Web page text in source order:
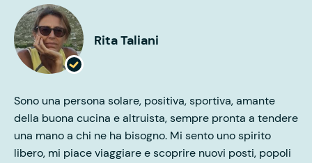
Rita Taliani
Sono una persona solare, positiva, sportiva, amante
della buona cucina e altruista, sempre pronta a tendere
una mano a chi ne ha bisogno. Mi sento uno spirito
libero, mi piace viaggiare e scoprire nuovi posti, popoli